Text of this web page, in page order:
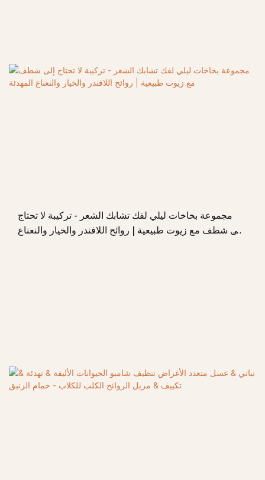
مجموعة بخاخات ليلي لفك تشابك الشعر - تركيبة لا تحتاج
إلى شطف مع زيوت طبيعية | روائح اللافندر والخيار والنعناع